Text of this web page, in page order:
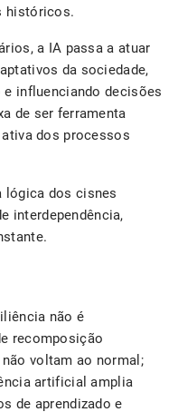
históricos.
a IA passa a atuar
da sociedade,
influenciando decisões
de ser ferramenta
dos processos
lógica dos cisnes
interdependência,
não é
recomposição
voltam ao normal;
artificial amplia
de aprendizado e